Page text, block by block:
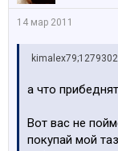
14 мар 2011
а что
Вот вас не
покупай мой